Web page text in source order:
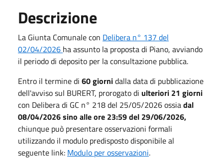
Descrizione
La Giunta Comunale con Delibera n° 137 del
02/04/2026 ha assunto la proposta di Piano, avviando
il periodo di deposito per la consultazione pubblica.
Entro il termine di 60 giornidalla data di pubblicazione
dell'avviso sul BURERT, prorogato di ulteriori 21 giorni
con Delibera di GC n° 218 del 25/05/2026 ossiadal
08/04/2026 sino alle ore 23:59 del 29/06/2026,
chiunque può presentare osservazioni formali
utilizzando il modulo predisposto disponibile al
seguente link: Modulo per osservazioni.